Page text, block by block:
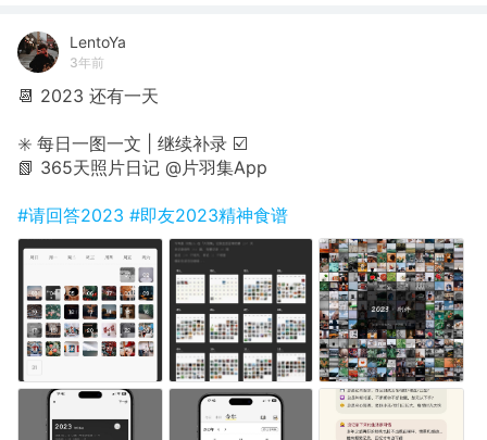
LentoYa
3年前
📆 2023 还有一天
✳️ 每日一图一文 | 继续补录 ☑️
📗 365天照片日记 @片羽集App
#请回答2023 #即友2023精神食谱